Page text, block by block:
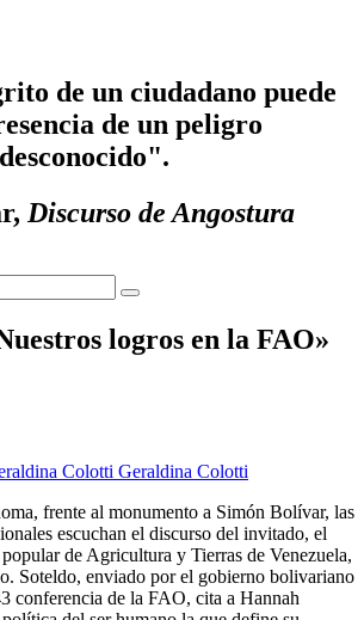
de un ciudadano puede
de un peligro
Discurso de Angostura
logros en la FAO»
Geraldina Colotti
frente al monumento a Simón Bolívar, las
escuchan el discurso del invitado, el
de Agricultura y Tierras de Venezuela,
Soteldo, enviado por el gobierno bolivariano
conferencia de la FAO, cita a Hannah